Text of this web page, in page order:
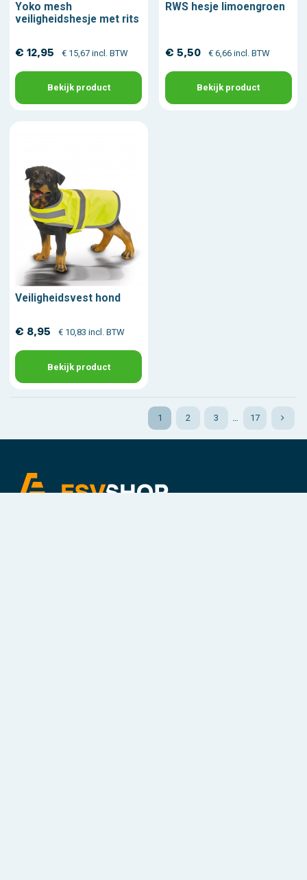
Yoko mesh
veiligheidshesje met rits
€ 12,95 € 15,67 incl. BTW
Bekijk product
RWS hesje limoengroen
€ 5,50 € 6,66 incl. BTW
Bekijk product
Veiligheidsvest hond
€ 8,95 € 10,83 incl. BTW
Bekijk product
1 2 3 17